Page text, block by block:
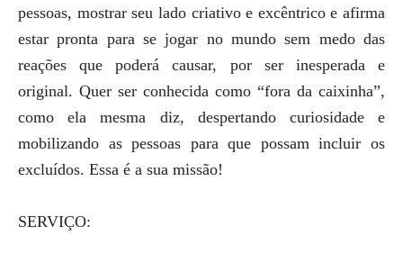
pessoas, mostrar seu lado criativo e excêntrico e afirma
estar pronta para se jogar no mundo sem medo das
reações que poderá causar, por ser inesperada e
original. Quer ser conhecida como “fora da caixinha”,
como ela mesma diz, despertando curiosidade e
mobilizando as pessoas para que possam incluir os
excluídos. Essa é a sua missão!
SERVIÇO: